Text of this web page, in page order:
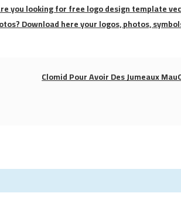
you looking for free logo design template
Download here your logos, photos,
Clomid Pour Avoir Des Jumeaux